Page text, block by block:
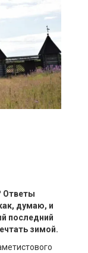
Ответы
думаю, и
последний
зимой.